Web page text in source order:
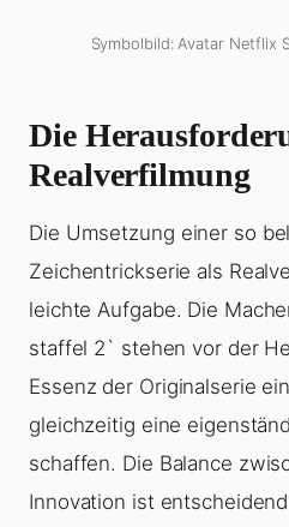
Symbolbild: Avatar Netflix
Die
Realverfilmung
Die Umsetzung einer so
Zeichentrickserie als
leichte Aufgabe. Die
staffel 2` stehen vor der
Essenz der Originalserie
gleichzeitig eine
schaffen. Die Balance
Innovation ist